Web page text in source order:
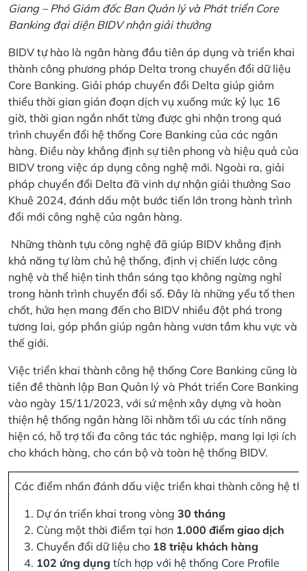
Giang – Phó Giám đốc Ban Quản lý và Phát triển Core
Banking đại diện BIDV nhận giải thưởng
BIDV tự hào là ngân hàng đầu tiên áp dụng và triển khai
thành công phương pháp Delta trong chuyển đổi dữ liệu
Core Banking. Giải pháp chuyển đổi Delta giúp giảm
thiểu thời gian gián đoạn dịch vụ xuống mức kỷ lục 16
giờ, thời gian ngắn nhất từng được ghi nhận trong quá
trình chuyển đổi hệ thống Core Banking của các ngân
hàng. Điều này khẳng định sự tiên phong và hiệu quả của
BIDV trong việc áp dụng công nghệ mới. Ngoài ra, giải
pháp chuyển đổi Delta đã vinh dự nhận giải thưởng Sao
Khuê 2024, đánh dấu một bước tiến lớn trong hành trình
đổi mới công nghệ của ngân hàng.
Những thành tựu công nghệ đã giúp BIDV khẳng định
khả năng tự làm chủ hệ thống, định vị chiến lược công
nghệ và thể hiện tinh thần sáng tạo không ngừng nghỉ
trong hành trình chuyển đổi số. Đây là những yếu tố then
chốt, hứa hẹn mang đến cho BIDV nhiều đột phá trong
tương lai, góp phần giúp ngân hàng vươn tầm khu vực và
thế giới.
Việc triển khai thành công hệ thống Core Banking cũng là
tiền đề thành lập Ban Quản lý và Phát triển Core Banking
vào ngày 15/11/2023, với sứ mệnh xây dựng và hoàn
thiện hệ thống ngân hàng lõi nhằm tối ưu các tính năng
hiện có, hỗ trợ tối đa công tác tác nghiệp, mang lại lợi ích
cho khách hàng, cho cán bộ và toàn hệ thống BIDV.
Các điểm nhấn đánh dấu việc triển khai thành công hệ
Dự án triển khai trong vòng 30 tháng
Cùng một thời điểm tại hơn 1.000 điểm giao dịch
Chuyển đổi dữ liệu cho 18 triệu khách hàng
102 ứng dụng tích hợp với hệ thống Core Profile